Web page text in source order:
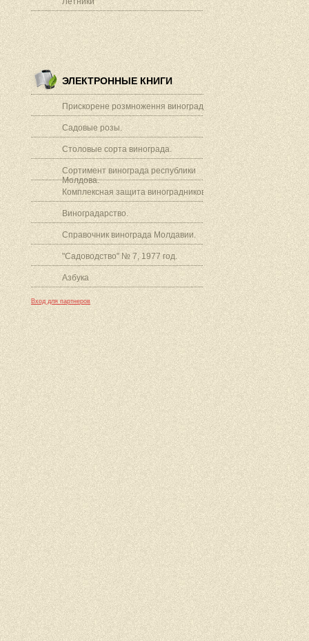
ЭЛЕКТРОННЫЕ КНИГИ
Прискорене розмноження винограду.
Садовые розы.
Столовые сорта винограда.
Сортимент винограда республики
Молдова.
Комплексная защита виноградников.
Виноградарство.
Справочник винограда Молдавии.
"Садоводство" № 7, 1977 год.
Азбука
Вход для партнеров